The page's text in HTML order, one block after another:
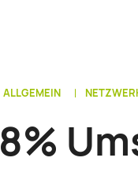
ALLGEMEIN
8%